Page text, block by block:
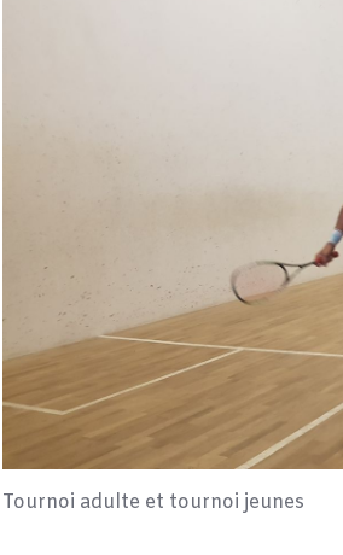
Tournoi adulte et tournoi jeunes